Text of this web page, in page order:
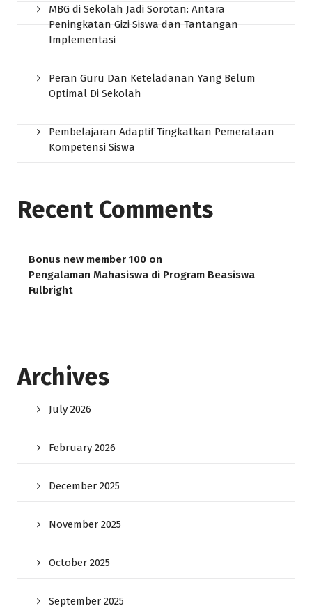
MBG di Sekolah Jadi Sorotan: Antara
Peningkatan Gizi Siswa dan Tantangan
Implementasi
Peran Guru Dan Keteladanan Yang Belum
Optimal Di Sekolah
Pembelajaran Adaptif Tingkatkan Pemerataan
Kompetensi Siswa
Recent Comments
Bonus new member 100 on
Pengalaman Mahasiswa di Program Beasiswa
Fulbright
Archives
July 2026
February 2026
December 2025
November 2025
October 2025
September 2025